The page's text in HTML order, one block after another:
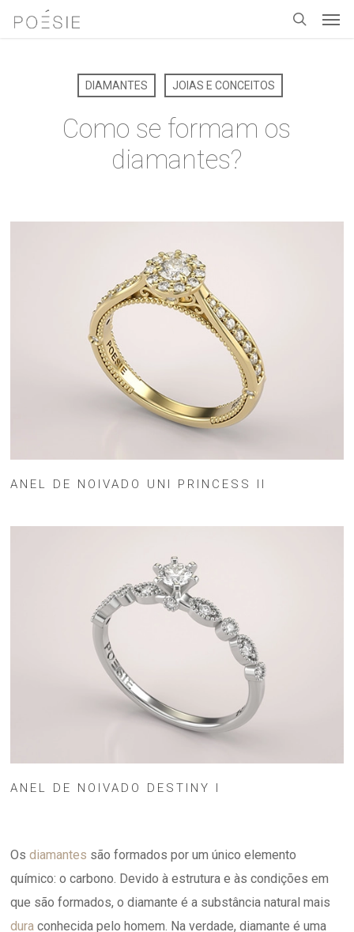
DIAMANTES JOIAS E CONCEITOS
Como se formam os
diamantes?
ANEL DE NOIVADO UNI PRINCESS II
ANEL DE NOIVADO DESTINY I
Osdiamantes são formados por um único elemento
químico: o carbono. Devido à estrutura e às condições em
que são formados, o diamante é a substância natural mais
dura conhecida pelo homem. Na verdade, diamante é uma